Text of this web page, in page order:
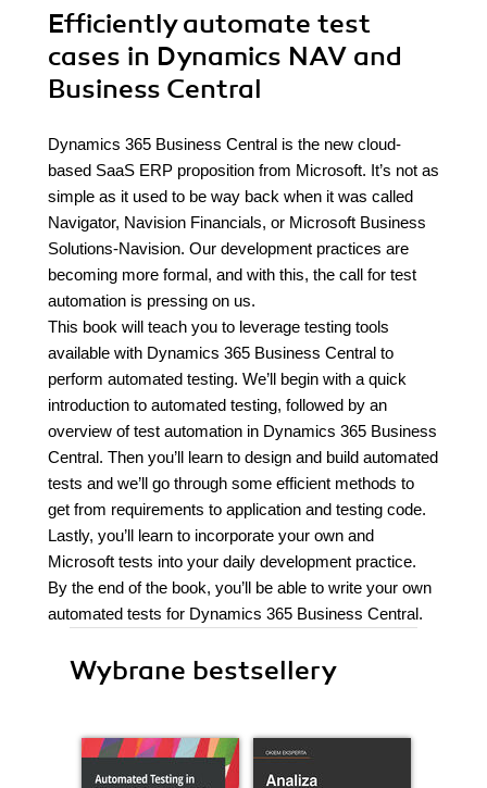
Efficiently automate test
cases in Dynamics NAV and
Business Central
Dynamics 365 Business Central is the new cloud-
based SaaS ERP proposition from Microsoft. It’s not as
simple as it used to be way back when it was called
Navigator, Navision Financials, or Microsoft Business
Solutions-Navision. Our development practices are
becoming more formal, and with this, the call for test
automation is pressing on us.
This book will teach you to leverage testing tools
available with Dynamics 365 Business Central to
perform automated testing. We’ll begin with a quick
introduction to automated testing, followed by an
overview of test automation in Dynamics 365 Business
Central. Then you’ll learn to design and build automated
tests and we’ll go through some efficient methods to
get from requirements to application and testing code.
Lastly, you’ll learn to incorporate your own and
Microsoft tests into your daily development practice.
By the end of the book, you’ll be able to write your own
automated tests for Dynamics 365 Business Central.
Wybrane bestsellery